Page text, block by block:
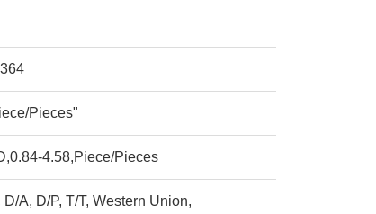
Pieces"
4.58,Piece/Pieces
D/A, D/P, T/T, Western Union,